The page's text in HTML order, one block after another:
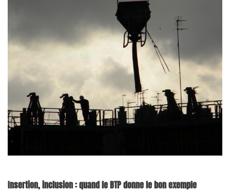
Insertion, inclusion : quand le BTP donne le bon exemple